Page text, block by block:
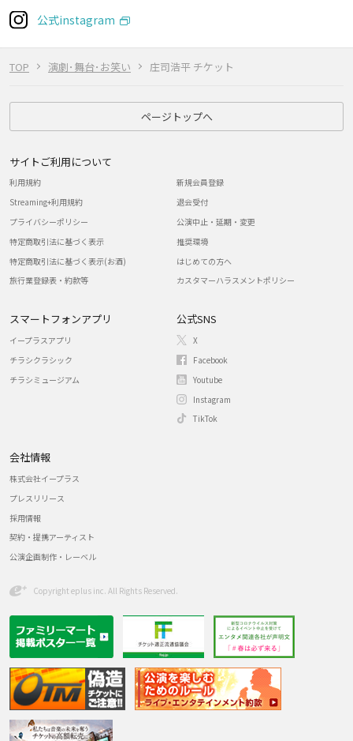
TOP 演劇･舞台･お笑い 庄司浩平 チケット
公式instagram
ページトップへ
サイトご利用について
利用規約
Streaming+利用規約
プライバシーポリシー
特定商取引法に基づく表示
特定商取引法に基づく表示(お酒)
旅行業登録表・約款等
新規会員登録
退会受付
公演中止・延期・変更
推奨環境
はじめての方へ
カスタマーハラスメントポリシー
スマートフォンアプリ
イープラスアプリ
チラシクラシック
チラシミュージアム
公式SNS
X
Facebook
Youtube
Instagram
TikTok
会社情報
株式会社イープラス
プレスリリース
採用情報
契約・提携アーティスト
公演企画制作・レーベル
Copyright eplus inc. All Rights Reserved.